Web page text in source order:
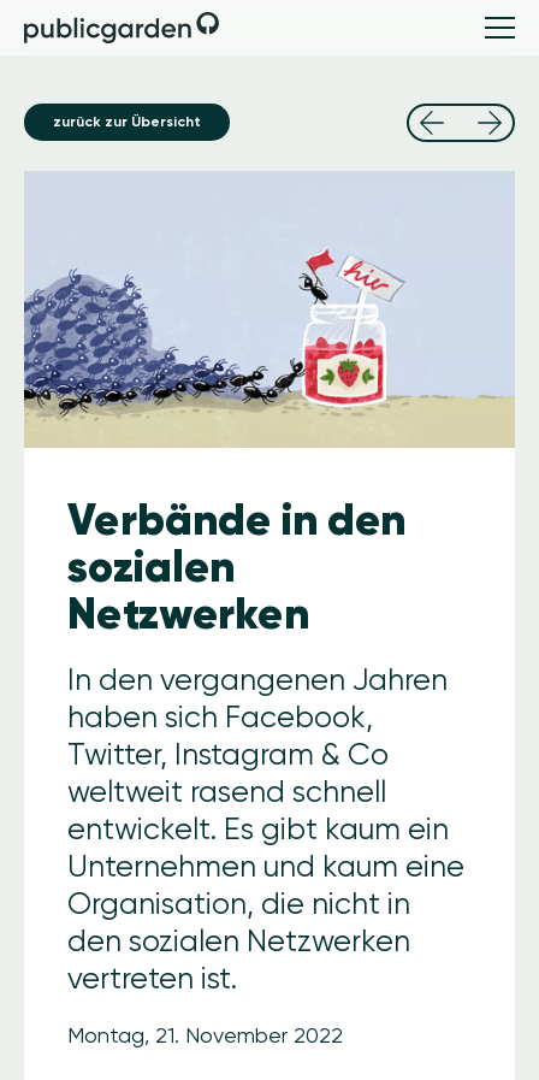
zurück zur Übersicht
Verbände in den
sozialen
Netzwerken
In den vergangenen Jahren
haben sich Facebook,
Twitter, Instagram & Co
weltweit rasend schnell
entwickelt. Es gibt kaum ein
Unternehmen und kaum eine
Organisation, die nicht in
den sozialen Netzwerken
vertreten ist.
Montag, 21. November 2022